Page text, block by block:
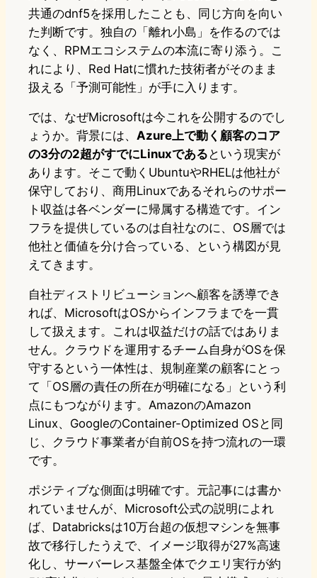
共通のdnf5を採用したことも、同じ方向を向い
た判断です。独自の「離れ小島」を作るのでは
なく、RPMエコシステムの本流に寄り添う。こ
れにより、Red Hatに慣れた技術者がそのまま
扱える「予測可能性」が手に入ります。
では、なぜMicrosoftは今これを公開するのでし
ょうか。背景には、 Azure上で動く顧客のコア
の3分の2超がすでにLinuxである という現実が
あります。そこで動くUbuntuやRHELは他社が
保守しており、商用Linuxであるそれらのサポー
ト収益は各ベンダーに帰属する構造です。イン
フラを提供しているのは自社なのに、OS層では
他社と価値を分け合っている、という構図が見
えてきます。
自社ディストリビューションへ顧客を誘導でき
れば、MicrosoftはOSからインフラまでを一貫
して扱えます。これは収益だけの話ではありま
せん。クラウドを運用するチーム自身がOSを保
守するという一体性は、規制産業の顧客にとっ
て「OS層の責任の所在が明確になる」という利
点にもつながります。AmazonのAmazon
Linux、GoogleのContainer-Optimized OSと同
じ、クラウド事業者が自前OSを持つ流れの一環
です。
ポジティブな側面は明確です。元記事には書か
れていませんが、Microsoft公式の説明によれ
ば、Databricksは10万台超の仮想マシンを無事
故で移行したうえで、イメージ取得が27%高速
化し、サーバーレス基盤全体でクエリ実行が約